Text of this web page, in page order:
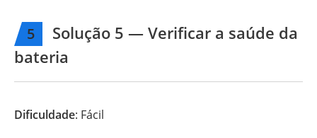
5
Solução 5 — Verificar a saúde da
bateria
Dificuldade: Fácil